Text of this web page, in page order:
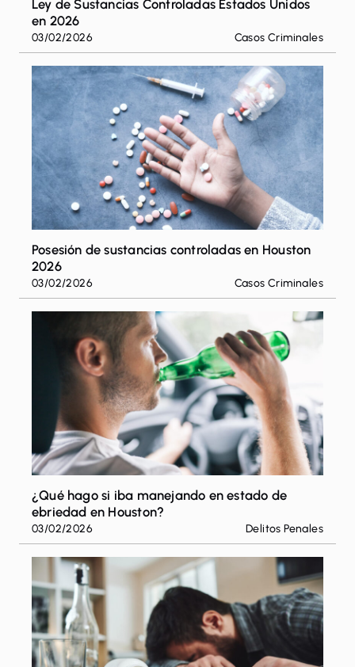
Ley de Sustancias Controladas Estados Unidos
en 2026
03/02/2026 Casos Criminales
Posesión de sustancias controladas en Houston
2026
03/02/2026 Casos Criminales
¿Qué hago si iba manejando en estado de
ebriedad en Houston?
03/02/2026 Delitos Penales